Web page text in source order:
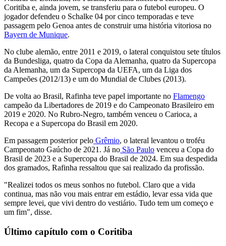
Coritiba e, ainda jovem, se transferiu para o futebol europeu. O
jogador defendeu o Schalke 04 por cinco temporadas e teve
passagem pelo Genoa antes de construir uma história vitoriosa no
Bayern de Munique.
No clube alemão, entre 2011 e 2019, o lateral conquistou sete títulos
da Bundesliga, quatro da Copa da Alemanha, quatro da Supercopa
da Alemanha, um da Supercopa da UEFA, um da Liga dos
Campeões (2012/13) e um do Mundial de Clubes (2013).
De volta ao Brasil, Rafinha teve papel importante no Flamengo
campeão da Libertadores de 2019 e do Campeonato Brasileiro em
2019 e 2020. No Rubro-Negro, também venceu o Carioca, a
Recopa e a Supercopa do Brasil em 2020.
Em passagem posterior pelo Grêmio, o lateral levantou o troféu
Campeonato Gaúcho de 2021. Já no São Paulo venceu a Copa do
Brasil de 2023 e a Supercopa do Brasil de 2024. Em sua despedida
dos gramados, Rafinha ressaltou que sai realizado da profissão.
"Realizei todos os meus sonhos no futebol. Claro que a vida
continua, mas não vou mais entrar em estádio, levar essa vida que
sempre levei, que vivi dentro do vestiário. Tudo tem um começo e
um fim", disse.
Último capítulo com o Coritiba